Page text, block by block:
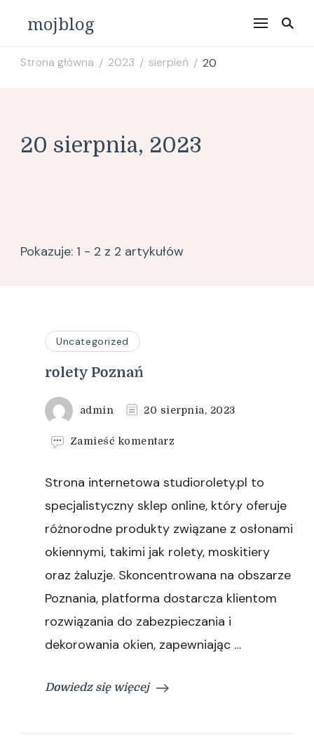
mojblog
Strona główna / 2023 / sierpień / 20
20 sierpnia, 2023
Pokazuje: 1 - 2 z 2 artykułów
Uncategorized
rolety Poznań
admin 20 sierpnia, 2023
Zamieść komentarz
Poznań
Strona internetowa studiorolety.pl to
specjalistyczny sklep online, który oferuje
różnorodne produkty związane z osłonami
okiennymi, takimi jak rolety, moskitiery
oraz żaluzje. Skoncentrowana na obszarze
Poznania, platforma dostarcza klientom
rozwiązania do zabezpieczania i
dekorowania okien, zapewniając …
Dowiedz się więcej